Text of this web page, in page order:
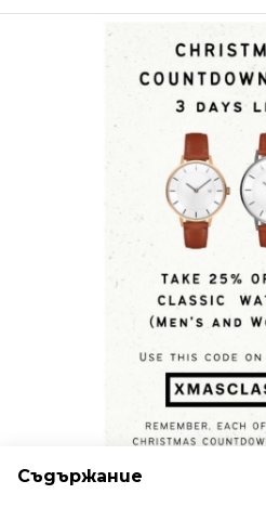
Съдържание